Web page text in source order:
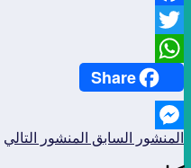
Facebook
Twitter
WhatsApp
Share
Messenger
المنشور السابق المنشور التالي